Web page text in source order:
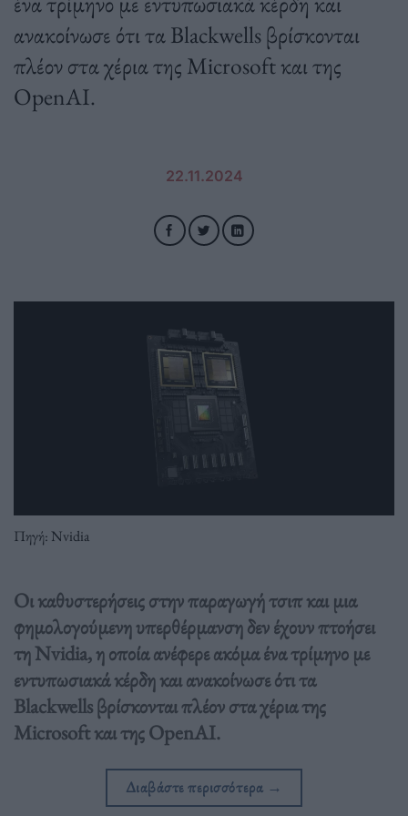
ανακοίνωσε ότι τα Blackwells βρίσκονται
πλέον στα χέρια της Microsoft και της
OpenAI.
22.11.2024
Πηγή: Nvidia
Οι καθυστερήσεις στην παραγωγή τσιπ και μια
φημολογούμενη υπερθέρμανση δεν έχουν πτοήσει
τη Nvidia, η οποία ανέφερε ακόμα ένα τρίμηνο με
εντυπωσιακά κέρδη και ανακοίνωσε ότι τα
Blackwells βρίσκονται πλέον στα χέρια της
Microsoft και της OpenAI.
Διαβάστε περισσότερα →